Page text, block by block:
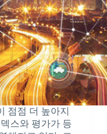
점점 더 높아지
스와 평가가 등